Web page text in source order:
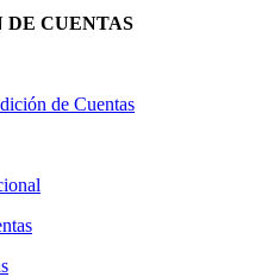
DE CUENTAS
de Cuentas